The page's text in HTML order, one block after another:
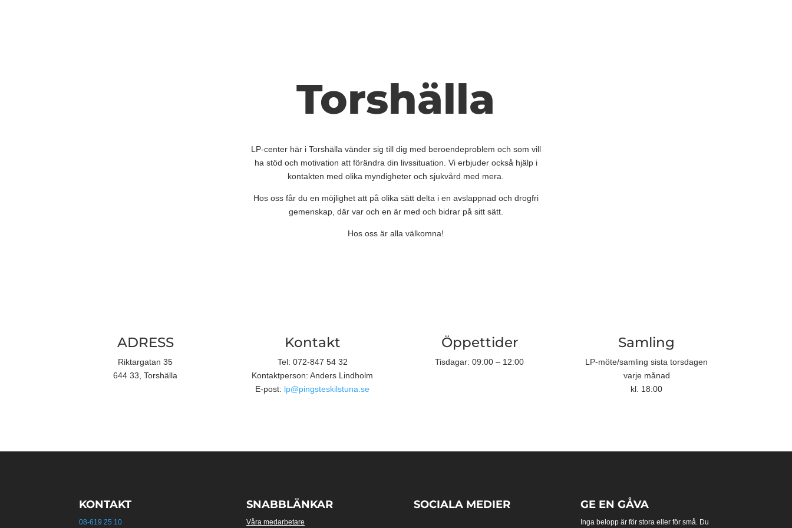
Torshälla
LP-center här i Torshälla vänder sig till dig med beroendeproblem och som vill
ha stöd och motivation att förändra din livssituation. Vi erbjuder också hjälp i
kontakten med olika myndigheter och sjukvård med mera.
Hos oss får du en möjlighet att på olika sätt delta i en avslappnad och drogfri
gemenskap, där var och en är med och bidrar på sitt sätt.
Hos oss är alla välkomna!
ADRESS
Riktargatan 35
644 33, Torshälla
Kontakt
Tel: 072-847 54 32
Kontaktperson: Anders Lindholm
E-post: lp@pingsteskilstuna.se
Öppettider
Tisdagar: 09:00 – 12:00
Samling
LP-möte/samling sista torsdagen
varje månad
kl. 18:00
KONTAKT
08-619 25 10
SNABBLÄNKAR
Våra medarbetare
SOCIALA MEDIER GE EN GÅVA
Inga belopp är för stora eller för små. Du